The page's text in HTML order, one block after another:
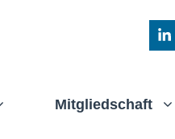
Mitgliedschaft